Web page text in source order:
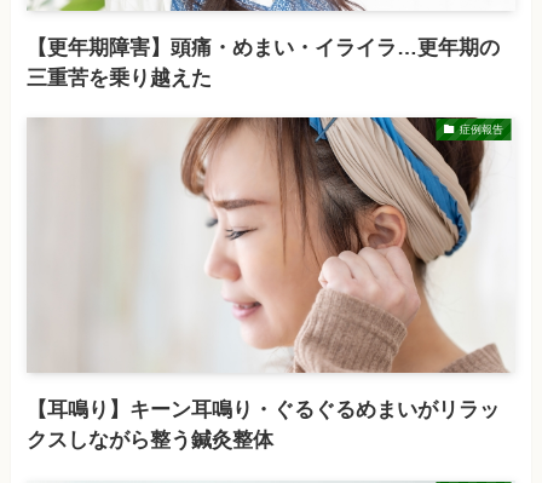
【更年期障害】頭痛・めまい・イライラ…更年期の
三重苦を乗り越えた
症例報告
【耳鳴り】キーン耳鳴り・ぐるぐるめまいがリラッ
クスしながら整う鍼灸整体